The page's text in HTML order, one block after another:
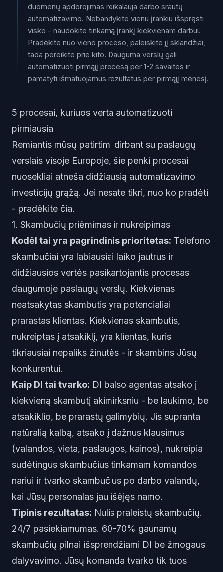
duomenų apdorojimas reikalauja darbo srautų
automatizavimo. Nebandykite vienu įrankiu išspręsti
visko - naudokite tinkamą įrankį kiekvienam darbui.
Pradėkite nuo vieno proceso, paleiskite jį sklandžiai,
tada pereikite prie kito. Dauguma verslų gali
automatizuoti pirmąjį procesą per 1-2 savaites ir
pamatyti išmatuojamus rezultatus per pirmąjį mėnesį.
5 procesai, kuriuos verta automatizuoti
pirmiausia
Remiantis mūsų patirtimi dirbant su paslaugų
verslais visoje Europoje, šie penki procesai
nuosekliai atneša didžiausią automatizavimo
investicijų grąžą. Jei nesate tikri, nuo ko pradėti
- pradėkite čia.
1. Skambučių priėmimas ir nukreipimas
Kodėl tai yra pagrindinis prioritetas: Telefono
skambučiai yra labiausiai laiko jautrus ir
didžiausios vertės pasikartojantis procesas
daugumoje paslaugų verslų. Kiekvienas
neatsakytas skambutis yra potencialiai
prarastas klientas. Kiekvienas skambutis,
nukreiptas į atsakiklį, yra klientas, kuris
tikriausiai nepaliks žinutės - ir skambins Jūsų
konkurentui.
Kaip DI tai tvarko: DI balso agentas atsako į
kiekvieną skambutį akimirksniu - be laukimo, be
atsakiklio, be prarastų galimybių. Jis supranta
natūralią kalbą, atsako į dažnus klausimus
(valandos, vieta, paslaugos, kainos), nukreipia
sudėtingus skambučius tinkamam komandos
nariui ir tvarko skambučius po darbo valandų,
kai Jūsų personalas jau išėjęs namo.
Tipinis rezultatas: Nulis praleistų skambučių.
24/7 pasiekiamumas. 60-70% gaunamų
skambučių pilnai išsprendžiami DI be žmogaus
dalyvavimo. Jūsų komanda tvarko tik tuos